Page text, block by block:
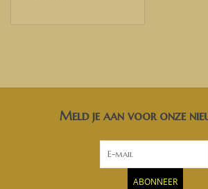
Meld je aan voor onze
ABONNEER